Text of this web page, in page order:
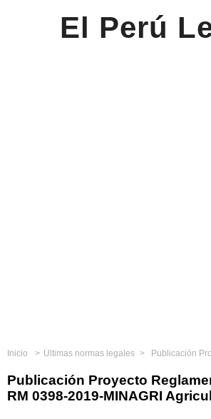
El Perú
Inicio Últimas normas legales Publicación Proyecto Reglamento
Publicación Proyecto
RM 0398-2019-MINAGRI